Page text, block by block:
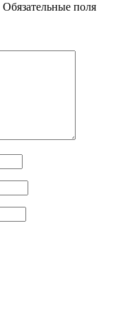
Обязательные поля